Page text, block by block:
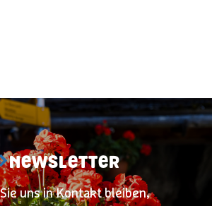
NEWSLETTER
Sie uns in Kontakt bleiben,